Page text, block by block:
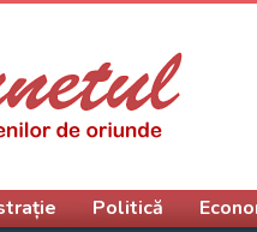
Politică